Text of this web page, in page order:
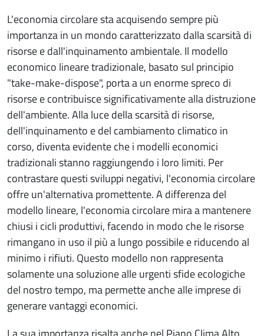
L'economia circolare sta acquisendo sempre più
importanza in un mondo caratterizzato dalla scarsità di
risorse e dall'inquinamento ambientale. Il modello
economico lineare tradizionale, basato sul principio
"take-make-dispose", porta a un enorme spreco di
risorse e contribuisce significativamente alla distruzione
dell'ambiente. Alla luce della scarsità di risorse,
dell'inquinamento e del cambiamento climatico in
corso, diventa evidente che i modelli economici
tradizionali stanno raggiungendo i loro limiti. Per
contrastare questi sviluppi negativi, l'economia circolare
offre un'alternativa promettente. A differenza del
modello lineare, l'economia circolare mira a mantenere
chiusi i cicli produttivi, facendo in modo che le risorse
rimangano in uso il più a lungo possibile e riducendo al
minimo i rifiuti. Questo modello non rappresenta
solamente una soluzione alle urgenti sfide ecologiche
del nostro tempo, ma permette anche alle imprese di
generare vantaggi economici.